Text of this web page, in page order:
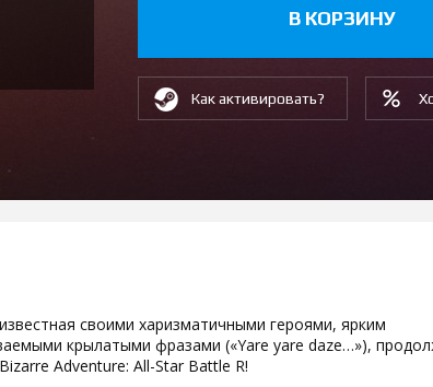
В КОРЗИНУ
Как активировать?
своими харизматичными героями, ярким
крылатыми фразами («Yare yare daze…»),
Adventure: All-Star Battle R!